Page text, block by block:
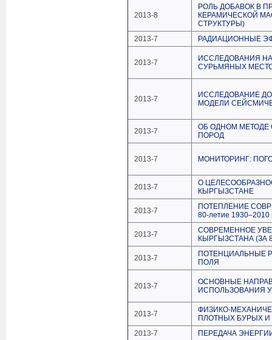
2013-8
РОЛЬ ДОБАВОК В
КЕРАМИЧЕСКОЙ
СТРУКТУРЫ)
2013-7
РАДИАЦИОННЫЕ
2013-7
ИССЛЕДОВАНИЯ
СУРЬМЯНЫХ
2013-7
ИССЛЕДОВАНИЕ
МОДЕЛИ
2013-7
ОБ ОДНОМ МЕТОДЕ
ПОРОД
2013-7 МОНИТОРИНГ:
2013-7
О
КЫРГЫЗСТАНЕ
2013-7
ПОТЕПЛЕНИЕ
80-летие 1930–2010
2013-7
СОВРЕМЕННОЕ
КЫРГЫЗСТАНА (ЗА
2013-7
ПОТЕНЦИАЛЬНЫЕ
ПОЛЯ
2013-7
ОСНОВНЫЕ
ИСПОЛЬЗОВАНИЯ
2013-7
ФИЗИКО-
ПЛОТНЫХ БУРЫХ
2013-7
ПЕРЕДАЧА